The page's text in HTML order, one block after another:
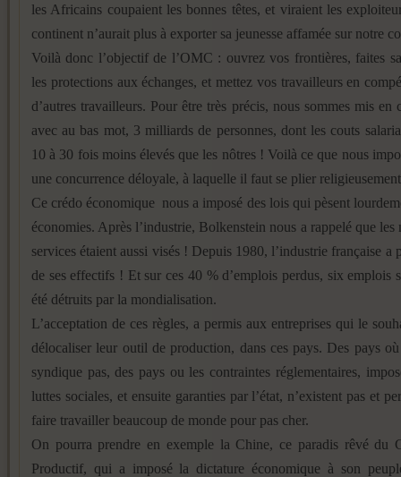
les Africains coupaient les bonnes têtes, et viraient les
continent n’aurait plus à exporter sa jeunesse affamée sur notre
Voilà donc l’objectif de l’OMC : ouvrez vos frontières, faites
les protections aux échanges, et mettez vos travailleurs en
d’autres travailleurs. Pour être très précis, nous sommes mis en
avec au bas mot, 3 milliards de personnes, dont les couts
10 à 30 fois moins élevés que les nôtres ! Voilà ce que nous
une concurrence déloyale, à laquelle il faut se plier
Ce crédo économique nous a imposé des lois qui pèsent
économies. Après l’industrie, Bolkenstein nous a rappelé que les
services étaient aussi visés ! Depuis 1980, l’industrie française a
de ses effectifs ! Et sur ces 40 % d’emplois perdus, six
été détruits par la mondialisation.
L’acceptation de ces règles, a permis aux entreprises qui le
délocaliser leur outil de production, dans ces pays. Des pays
syndique pas, des pays ou les contraintes réglementaires,
luttes sociales, et ensuite garanties par l’état, n’existent pas et
faire travailler beaucoup de monde pour pas cher.
On pourra prendre en exemple la Chine, ce paradis rêvé du
Productif, qui a imposé la dictature économique à son